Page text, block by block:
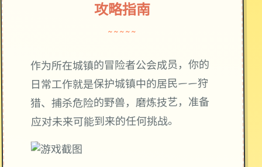
攻略指南
~~~~~
作为所在城镇的冒险者公会成员，你的
日常工作就是保护城镇中的居民——狩
猎、捕杀危险的野兽，磨炼技艺，准备
应对未来可能到来的任何挑战。